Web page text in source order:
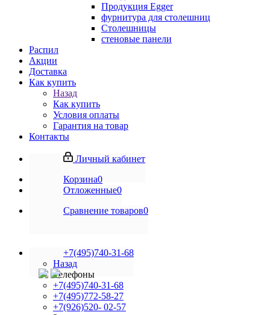
Продукция Egger
фурнитура для столешниц
Столешницы
стеновые панели
Распил
Акции
Доставка
Как купить
Назад
Как купить
Условия оплаты
Гарантия на товар
Контакты
Личный кабинет
Корзина0
Отложенные0
Сравнение товаров0
+7(495)740-31-68
Назад
Телефоны
+7(495)740-31-68
+7(495)772-58-27
+7(926)520- 02-57